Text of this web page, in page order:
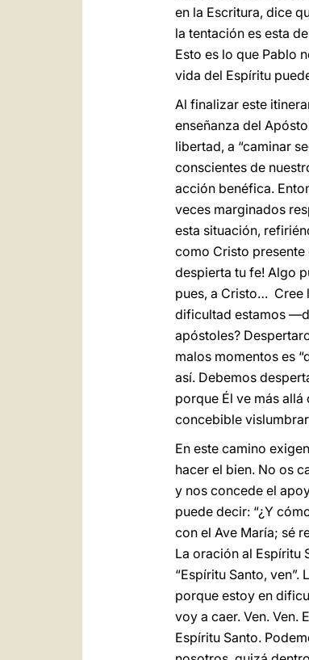
en la Escritura, dice
la tentación es esta
Esto es lo que Pablo
vida del Espíritu
Al finalizar este
enseñanza del
libertad, a “caminar
conscientes de
acción benéfica.
veces marginados
esta situación,
como Cristo presente
despierta tu fe! Algo
pues, a Cristo… Cree
dificultad estamos
apóstoles?
malos momentos es
así. Debemos
porque Él ve más
concebible
En este camino
hacer el bien. No os
y nos concede el
puede decir: “¿Y
con el Ave María; sé
La oración al Espíritu
“Espíritu Santo,
porque estoy en
voy a caer. Ven. Ven.
Espíritu Santo.